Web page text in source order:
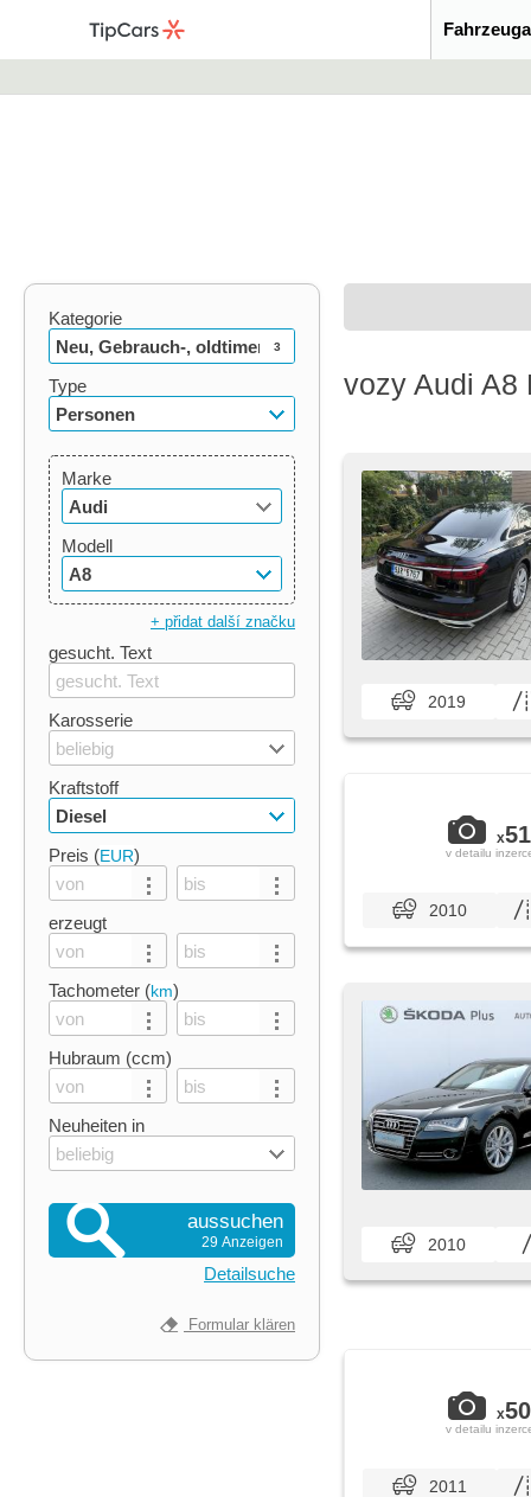
Kategorie
Neu, Gebrauch-, oldtimer
3
Type
Personen
Marke
Audi
Modell
A8
+ přidat další značku
gesucht. Text
Karosserie
beliebig
Kraftstoff
Diesel
Preis (EUR)
erzeugt
Tachometer (km)
Hubraum (ccm)
Neuheiten in
beliebig
aussuchen
29 Anzeigen
Detailsuche
Formular klären
vozy Audi A8
2019
x51
v detailu
2010
2010
x50
v detailu
2011